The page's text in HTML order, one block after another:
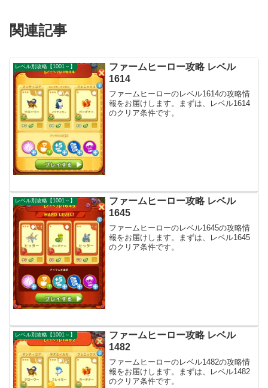
関連記事
レベル別攻略【1001～】
ファームヒーロー攻略 レベル
1614
ファームヒーローのレベル1614の攻略情
報をお届けします。まずは、レベル1614
のクリア条件です。
レベル別攻略【1001～】
ファームヒーロー攻略 レベル
1645
ファームヒーローのレベル1645の攻略情
報をお届けします。まずは、レベル1645
のクリア条件です。
レベル別攻略【1001～】
ファームヒーロー攻略 レベル
1482
ファームヒーローのレベル1482の攻略情
報をお届けします。まずは、レベル1482
のクリア条件です。